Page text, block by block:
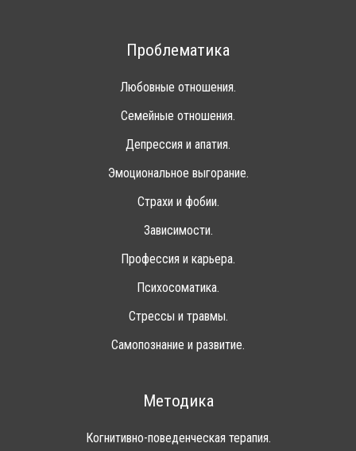
Проблематика
Любовные отношения.
Семейные отношения.
Депрессия и апатия.
Эмоциональное выгорание.
Страхи и фобии.
Зависимости.
Профессия и карьера.
Психосоматика.
Стрессы и травмы.
Самопознание и развитие.
Методика
Когнитивно-поведенческая терапия.